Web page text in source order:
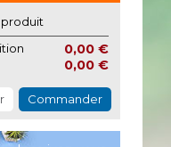
0,00 €
0,00 €
Commander